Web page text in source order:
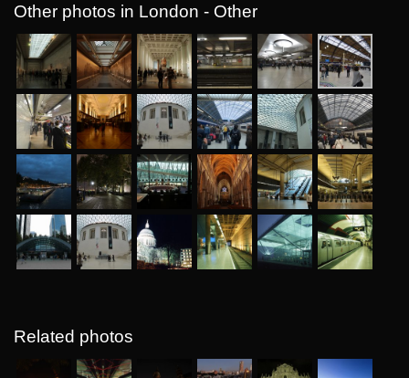
Other photos in London - Other
Related photos